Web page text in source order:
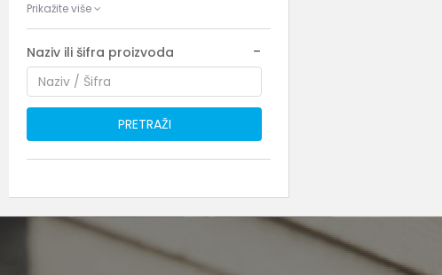
Prikažite više
Naziv ili šifra proizvoda
PRETRAŽI